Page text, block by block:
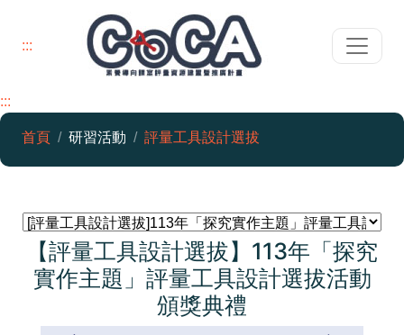
:::
:::
素養導向課室評量資源建置暨推
首頁 研習活動 評量工具設計選拔
【評量工具設計選拔】113年「探究
實作主題」評量工具設計選拔活動
頒獎典禮